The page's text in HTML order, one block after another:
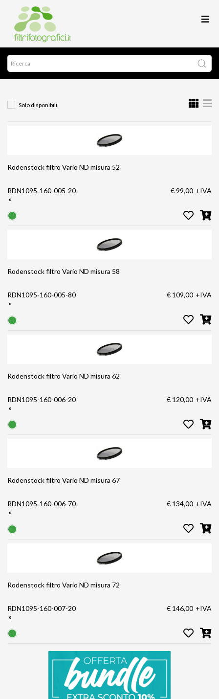
Solo disponibili
Rodenstock filtro Vario ND misura 52
RDN1095-160-005-20
°
€ 99,00 +IVA
Rodenstock filtro Vario ND misura 58
RDN1095-160-005-80
°
€ 109,00 +IVA
Rodenstock filtro Vario ND misura 62
RDN1095-160-006-20
°
€ 120,00 +IVA
Rodenstock filtro Vario ND misura 67
RDN1095-160-006-70
°
€ 134,00 +IVA
Rodenstock filtro Vario ND misura 72
RDN1095-160-007-20
°
€ 146,00 +IVA